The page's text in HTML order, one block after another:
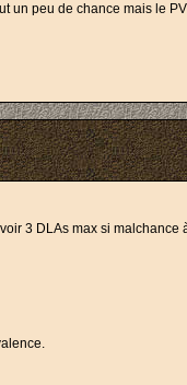
peu de chance mais le
3 DLAs max si